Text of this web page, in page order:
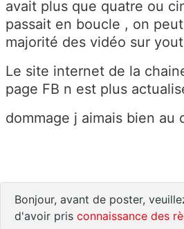
avait plus que quatre ou
passait en boucle , on
majorité des vidéo sur
Le site internet de la
page FB n est plus
dommage j aimais bien au
Bonjour, avant de poster,
d'avoir pris connaissance des